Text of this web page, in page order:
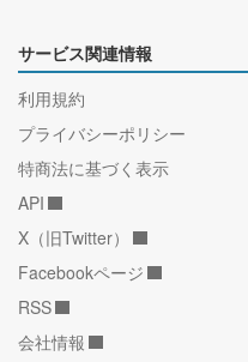
サービス関連情報
利用規約
プライバシーポリシー
特商法に基づく表示
API
X（旧Twitter）
Facebookページ
RSS
会社情報